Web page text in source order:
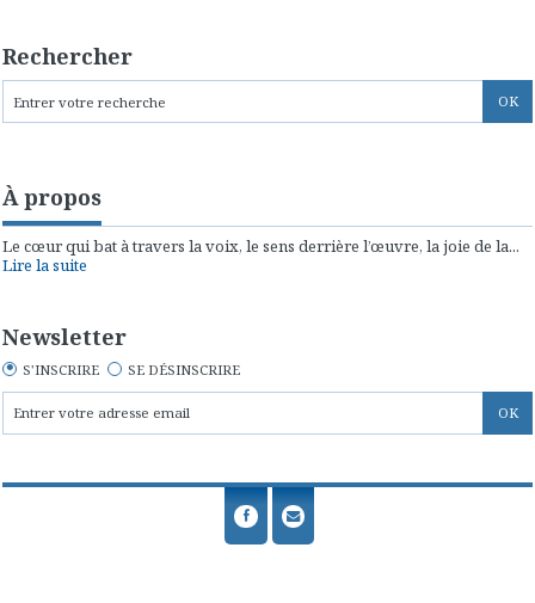
Rechercher
À propos
Le cœur qui bat à travers la voix, le sens derrière l’œuvre, la joie de la...
Lire la suite
Newsletter
S'INSCRIRE SE DÉSINSCRIRE